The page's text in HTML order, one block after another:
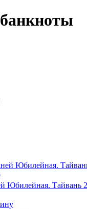
Юбилейная. Тайвань